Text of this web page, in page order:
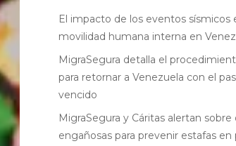
El impacto de los eventos sísmicos
movilidad humana interna en
MigraSegura detalla el
para retornar a Venezuela con el
vencido
MigraSegura y Cáritas alertan sobre
engañosas para prevenir estafas en